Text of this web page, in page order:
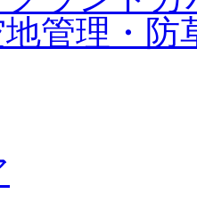
管理・防